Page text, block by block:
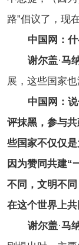
路”倡议了，现
中国网：什
谢尔盖·马
展，这些国家也
中国网：
评抹黑，参与
些国家不仅仅
因为赞同共建“
不同，文明不
在这个世界上共
谢尔盖·马